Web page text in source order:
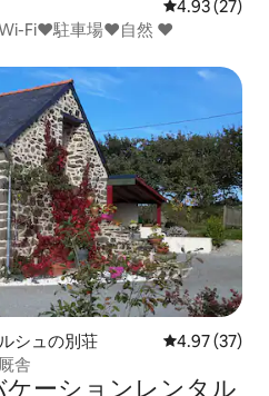
レビュー27
4.93 (27)
Fi♥駐車場♥自然 ♥
シュの別荘 レビュー37
4.97 (37)
舎
ーションレンタル